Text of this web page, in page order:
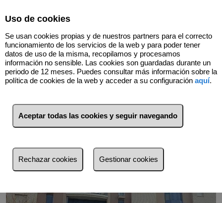
Volver
Uso de cookies
Se usan cookies propias y de nuestros partners para el correcto
funcionamiento de los servicios de la web y para poder tener
datos de uso de la misma, recopilamos y procesamos
información no sensible. Las cookies son guardadas durante un
periodo de 12 meses. Puedes consultar más información sobre la
política de cookies de la web y acceder a su configuración aquí.
Aceptar todas las cookies y seguir navegando
Rechazar cookies Gestionar cookies